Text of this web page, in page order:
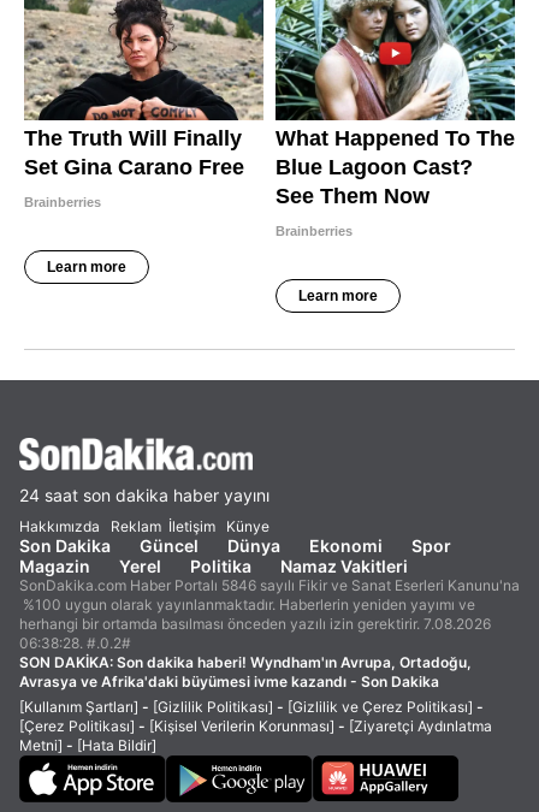
24 saat son dakika haber yayını
Hakkımızda Reklam İletişim Künye
Son Dakika Güncel Dünya Ekonomi
Spor
Magazin
Yerel Politika Namaz Vakitleri
SonDakika.com Haber Portalı 5846 sayılı Fikir ve Sanat Eserleri Kanunu'na
%100 uygun olarak yayınlanmaktadır. Haberlerin yeniden yayımı ve
herhangi bir ortamda basılması önceden yazılı izin gerektirir. 7.08.2026
06:38:28. #.0.2#
SON DAKİKA: Son dakika haberi! Wyndham'ın Avrupa, Ortadoğu,
Avrasya ve Afrika'daki büyümesi ivme kazandı - Son Dakika
[Kullanım Şartları] - [Gizlilik Politikası] - [Gizlilik ve Çerez Politikası] -
[Çerez Politikası] - [Kişisel Verilerin Korunması] - [Ziyaretçi Aydınlatma
Metni] - [Hata Bildir]